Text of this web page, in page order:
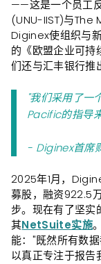
——这是一个员工
(UNU-IIST)与
Diginex使组织与
的《欧盟企业可持
们还与汇丰银行推
"我们采用了一
Pacific的指导
- Diginex首席
2025年1月，
募股，融资922.5
步。现在有了坚
其NetSuite实施
能："既然所有数
以真正专注于报告